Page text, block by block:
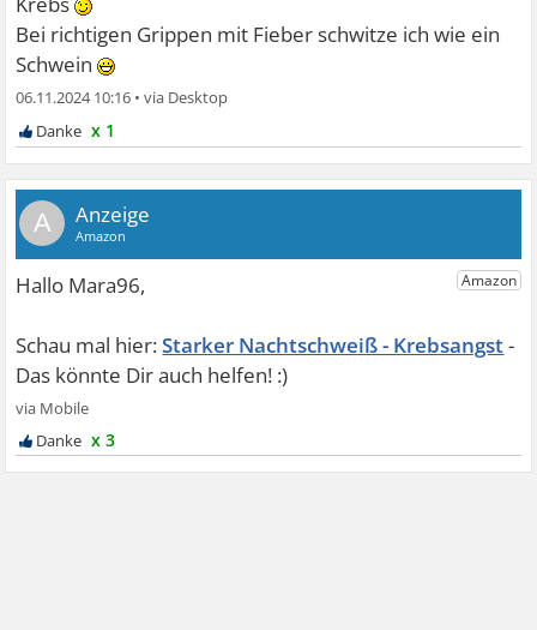
Bei richtigen Grippen mit Fieber schwitze ich wie ein
Schwein
06.11.2024 10:16 •
x 1
A
Starker Nachtschweiß - Krebsangst
x 3